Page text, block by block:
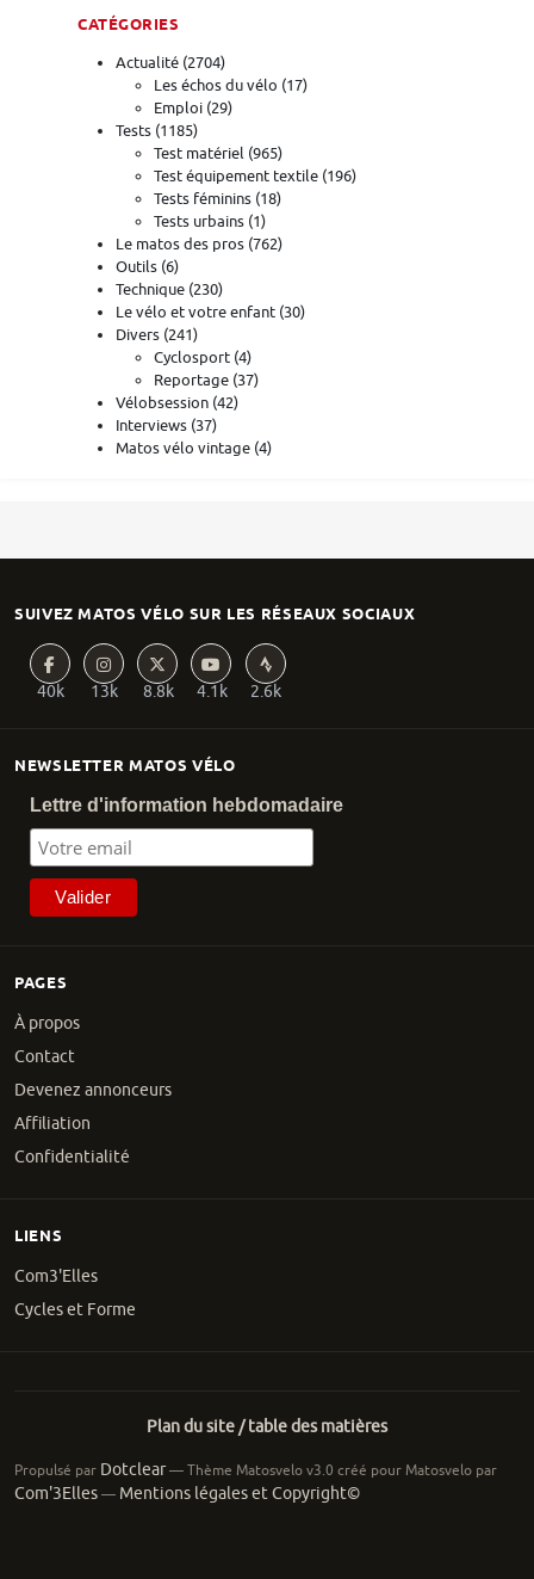
CATÉGORIES
Actualité (2704)
Les échos du vélo (17)
Emploi (29)
Tests (1185)
Test matériel (965)
Test équipement textile (196)
Tests féminins (18)
Tests urbains (1)
Le matos des pros (762)
Outils (6)
Technique (230)
Le vélo et votre enfant (30)
Divers (241)
Cyclosport (4)
Reportage (37)
Vélobsession (42)
Interviews (37)
Matos vélo vintage (4)
PAGES
À propos
Contact
Devenez annonceurs
Affiliation
Confidentialité
NEWSLETTER MATOS VÉLO
Lettre d'information hebdomadaire
SUIVEZ MATOS VÉLO SUR LES RÉSEAUX SOCIAUX
40k 13k 8.8k 4.1k 2.6k
LIENS
Com3'Elles
Cycles et Forme
Plan du site / table des matières
Propulsé par Dotclear— Thème Matosvelo v3.0 créé pour Matosvelo par
Com'3Elles— Mentions légales et Copyright©